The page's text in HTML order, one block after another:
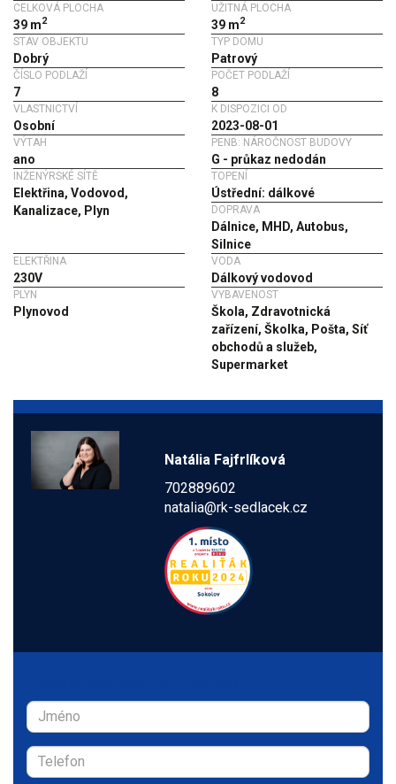
CELKOVÁ PLOCHA
39 m2
UŽITNÁ PLOCHA
39 m2
STAV OBJEKTU
Dobrý
TYP DOMU
Patrový
ČÍSLO PODLAŽÍ
7
POČET PODLAŽÍ
8
VLASTNICTVÍ
Osobní
K DISPOZICI OD
2023-08-01
VÝTAH
ano
PENB: NÁROČNOST BUDOVY
G - průkaz nedodán
INŽENÝRSKÉ SÍTĚ
Elektřina, Vodovod,
Kanalizace, Plyn
TOPENÍ
Ústřední: dálkové
DOPRAVA
Dálnice, MHD, Autobus,
Silnice
ELEKTŘINA
230V
VODA
Dálkový vodovod
PLYN
Plynovod
VYBAVENOST
Škola, Zdravotnická
zařízení, Školka, Pošta, Síť
obchodů a služeb,
Supermarket
Natália Fajfrlíková
702889602
natalia@rk-sedlacek.cz